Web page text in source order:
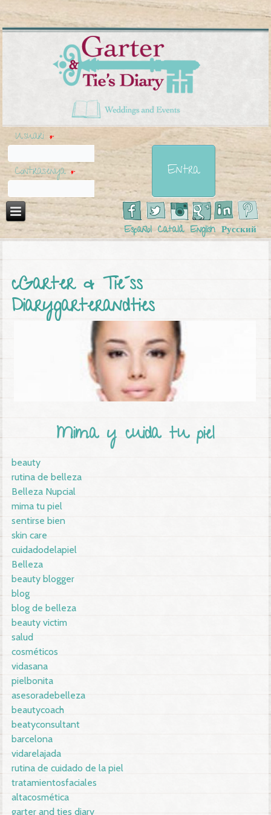
Usuari *
Contrasenya *
Español Català English Русский
cGarter & Tie´ss
Diarygarterandties
Mima y cuida tu piel
beauty
rutina de belleza
Belleza Nupcial
mima tu piel
sentirse bien
skin care
cuidadodelapiel
Belleza
beauty blogger
blog
blog de belleza
beauty victim
salud
cosméticos
vidasana
pielbonita
asesoradebelleza
beautycoach
beatyconsultant
barcelona
vidarelajada
rutina de cuidado de la piel
tratamientosfaciales
altacosmética
garter and ties diary